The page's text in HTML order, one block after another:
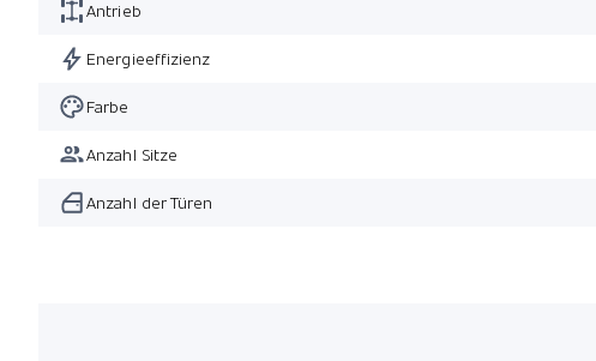
Antrieb
Energieeffizienz
Farbe
Anzahl Sitze
Anzahl der Türen